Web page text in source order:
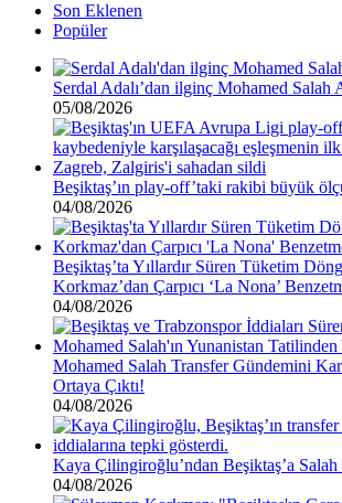
Son Eklenen
Popüler
Serdal Adalı’dan ilginç Mohamed Salah
05/08/2026
Beşiktaş’ın play-off’taki rakibi büyük
04/08/2026
Beşiktaş’ta Yıllardır Süren Tüketim
Korkmaz’dan Çarpıcı ‘La Nona’
04/08/2026
Mohamed Salah Transfer Gündemini
Ortaya Çıktı!
04/08/2026
Kaya Çilingiroğlu’ndan Beşiktaş’a Salah
04/08/2026